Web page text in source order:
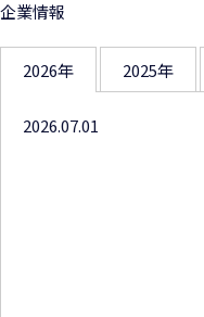
企業情報
2026年 2025年
2026.07.01